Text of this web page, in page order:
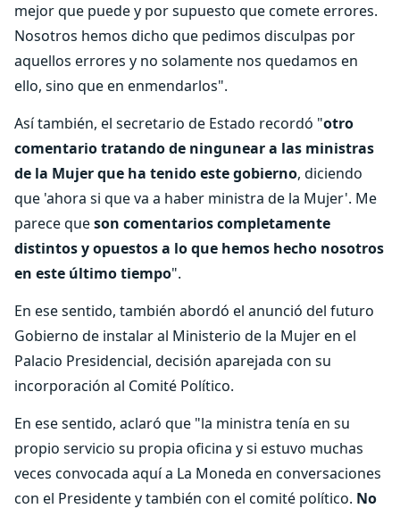
mejor que puede y por supuesto que comete errores.
Nosotros hemos dicho que pedimos disculpas por
aquellos errores y no solamente nos quedamos en
ello, sino que en enmendarlos".
Así también, el secretario de Estado recordó "otro
comentario tratando de ningunear a las ministras
de la Mujer que ha tenido este gobierno, diciendo
que 'ahora si que va a haber ministra de la Mujer'. Me
parece queson comentarios completamente
distintos y opuestos a lo que hemos hecho nosotros
en este último tiempo".
En ese sentido, también abordó el anunció del futuro
Gobierno de instalar al Ministerio de la Mujer en el
Palacio Presidencial, decisión aparejada con su
incorporación al Comité Político.
En ese sentido, aclaró que "la ministra tenía en su
propio servicio su propia oficina y si estuvo muchas
veces convocada aquí a La Moneda en conversaciones
con el Presidente y también con el comité político. No